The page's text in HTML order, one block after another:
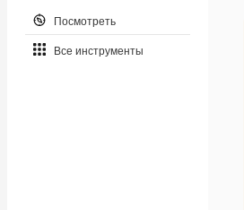
Посмотреть
Все инструменты